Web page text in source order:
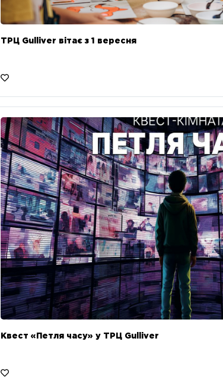
ТРЦ Gulliver вітає з 1 вересня
Квест «Петля часу» у ТРЦ Gulliver